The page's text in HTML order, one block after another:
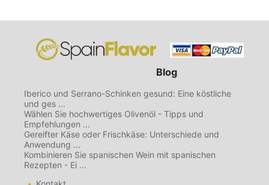
Blog
Iberico und Serrano-Schinken gesund: Eine köstliche
und ges ...
Wählen Sie hochwertiges Olivenöl - Tipps und
Empfehlungen ...
Gereifter Käse oder Frischkäse: Unterschiede und
Anwendung ...
Kombinieren Sie spanischen Wein mit spanischen
Rezepten - Ei ...